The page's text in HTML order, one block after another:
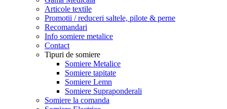
Articole textile
Promotii / reduceri saltele, pilote & perne
Recomandari
Info somiere metalice
Contact
Tipuri de somiere
Somiere Metalice
Somiere tapitate
Somiere Lemn
Somiere Supraponderali
Somiere la comanda